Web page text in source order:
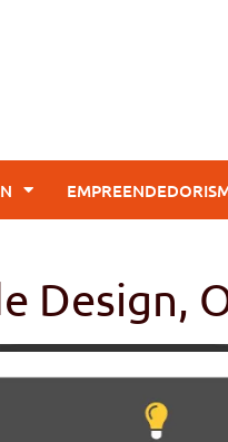
Design,